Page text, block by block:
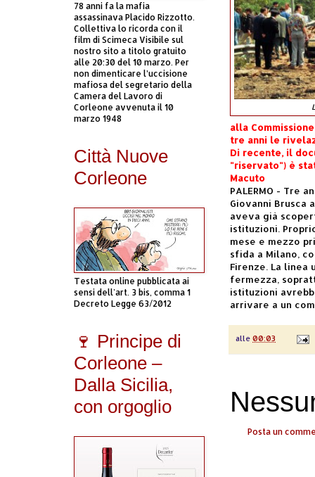
alla
tre anni le
Di recente, il
"riservato") è
Macuto
PALERMO - Tre
Giovanni Brusca
aveva già
istituzioni.
mese e mezzo
sfida a Milano,
Firenze. La
fermezza,
istituzioni
arrivare a un
alle 00:03
Posta un
78 anni fa la mafia
assassinava Placido Rizzotto.
Collettiva lo ricorda con il
film di Scimeca Visibile sul
nostro sito a titolo gratuito
alle 20:30 del 10 marzo. Per
non dimenticare l’uccisione
mafiosa del segretario della
Camera del Lavoro di
Corleone avvenuta il 10
marzo 1948
Città Nuove
Corleone
Testata online pubblicata ai
sensi dell'art. 3 bis, comma 1
Decreto Legge 63/2012
🍷 Principe di
Corleone –
Dalla Sicilia,
con orgoglio